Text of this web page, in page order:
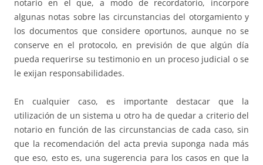
notario en el que, a modo de recordatorio, incorpore
algunas notas sobre las circunstancias del otorgamiento y
los documentos que considere oportunos, aunque no se
conserve en el protocolo, en previsión de que algún día
pueda requerirse su testimonio en un proceso judicial o se
le exijan responsabilidades.
En cualquier caso, es importante destacar que la
utilización de un sistema u otro ha de quedar a criterio del
notario en función de las circunstancias de cada caso, sin
que la recomendación del acta previa suponga nada más
que eso, esto es, una sugerencia para los casos en que la